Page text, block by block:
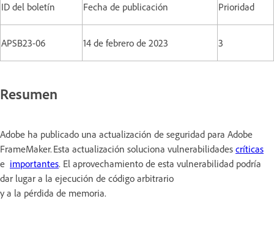
ID del boletín Fecha de publicación Prioridad
APSB23-06 14 de febrero de 2023 3
Resumen
Adobe ha publicado una actualización de seguridad para Adobe
FrameMaker. Esta actualización soluciona vulnerabilidades críticas
e importantes. El aprovechamiento de esta vulnerabilidad podría
dar lugar a la ejecución de código arbitrario
y a la pérdida de memoria.